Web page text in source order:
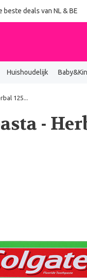
beste deals van NL & BE
Huishoudelijk
125...
-